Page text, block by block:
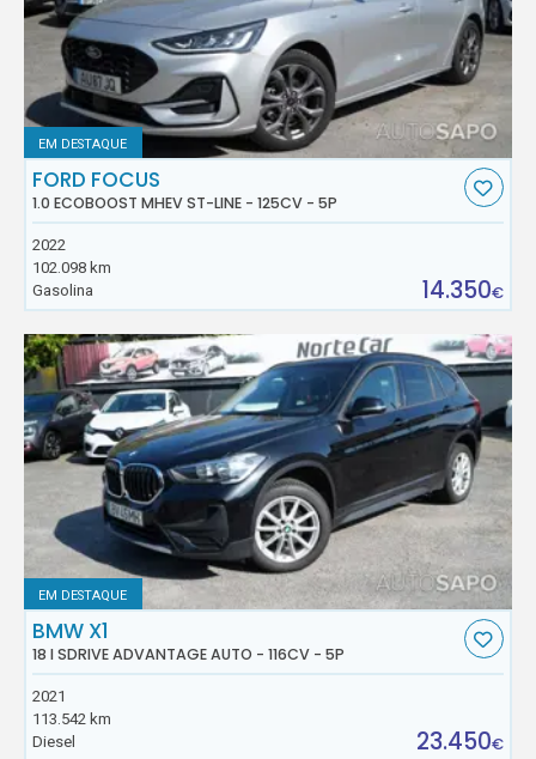
EM DESTAQUE
FORD FOCUS
1.0 ECOBOOST MHEV ST-LINE - 125CV - 5P
2022
102.098 km
Gasolina
14.350€
EM DESTAQUE
BMW X1
18 I SDRIVE ADVANTAGE AUTO - 116CV - 5P
2021
113.542 km
Diesel
23.450€